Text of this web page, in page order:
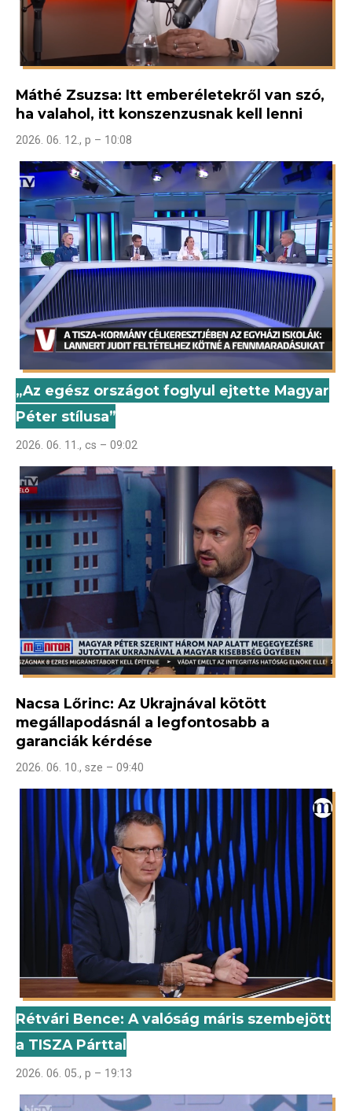
Máthé Zsuzsa: Itt emberéletekről van szó,
ha valahol, itt konszenzusnak kell lenni
2026. 06. 12., p – 10:08
„Az egész országot foglyul ejtette Magyar
Péter stílusa”
2026. 06. 11., cs – 09:02
Nacsa Lőrinc: Az Ukrajnával kötött
megállapodásnál a legfontosabb a
garanciák kérdése
2026. 06. 10., sze – 09:40
Rétvári Bence: A valóság máris szembejött
a TISZA Párttal
2026. 06. 05., p – 19:13